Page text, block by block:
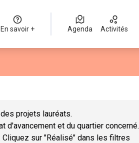
En savoir + Agenda Activités
projets lauréats.
et du quartier concerné.
sur "Réalisé" dans les filtres